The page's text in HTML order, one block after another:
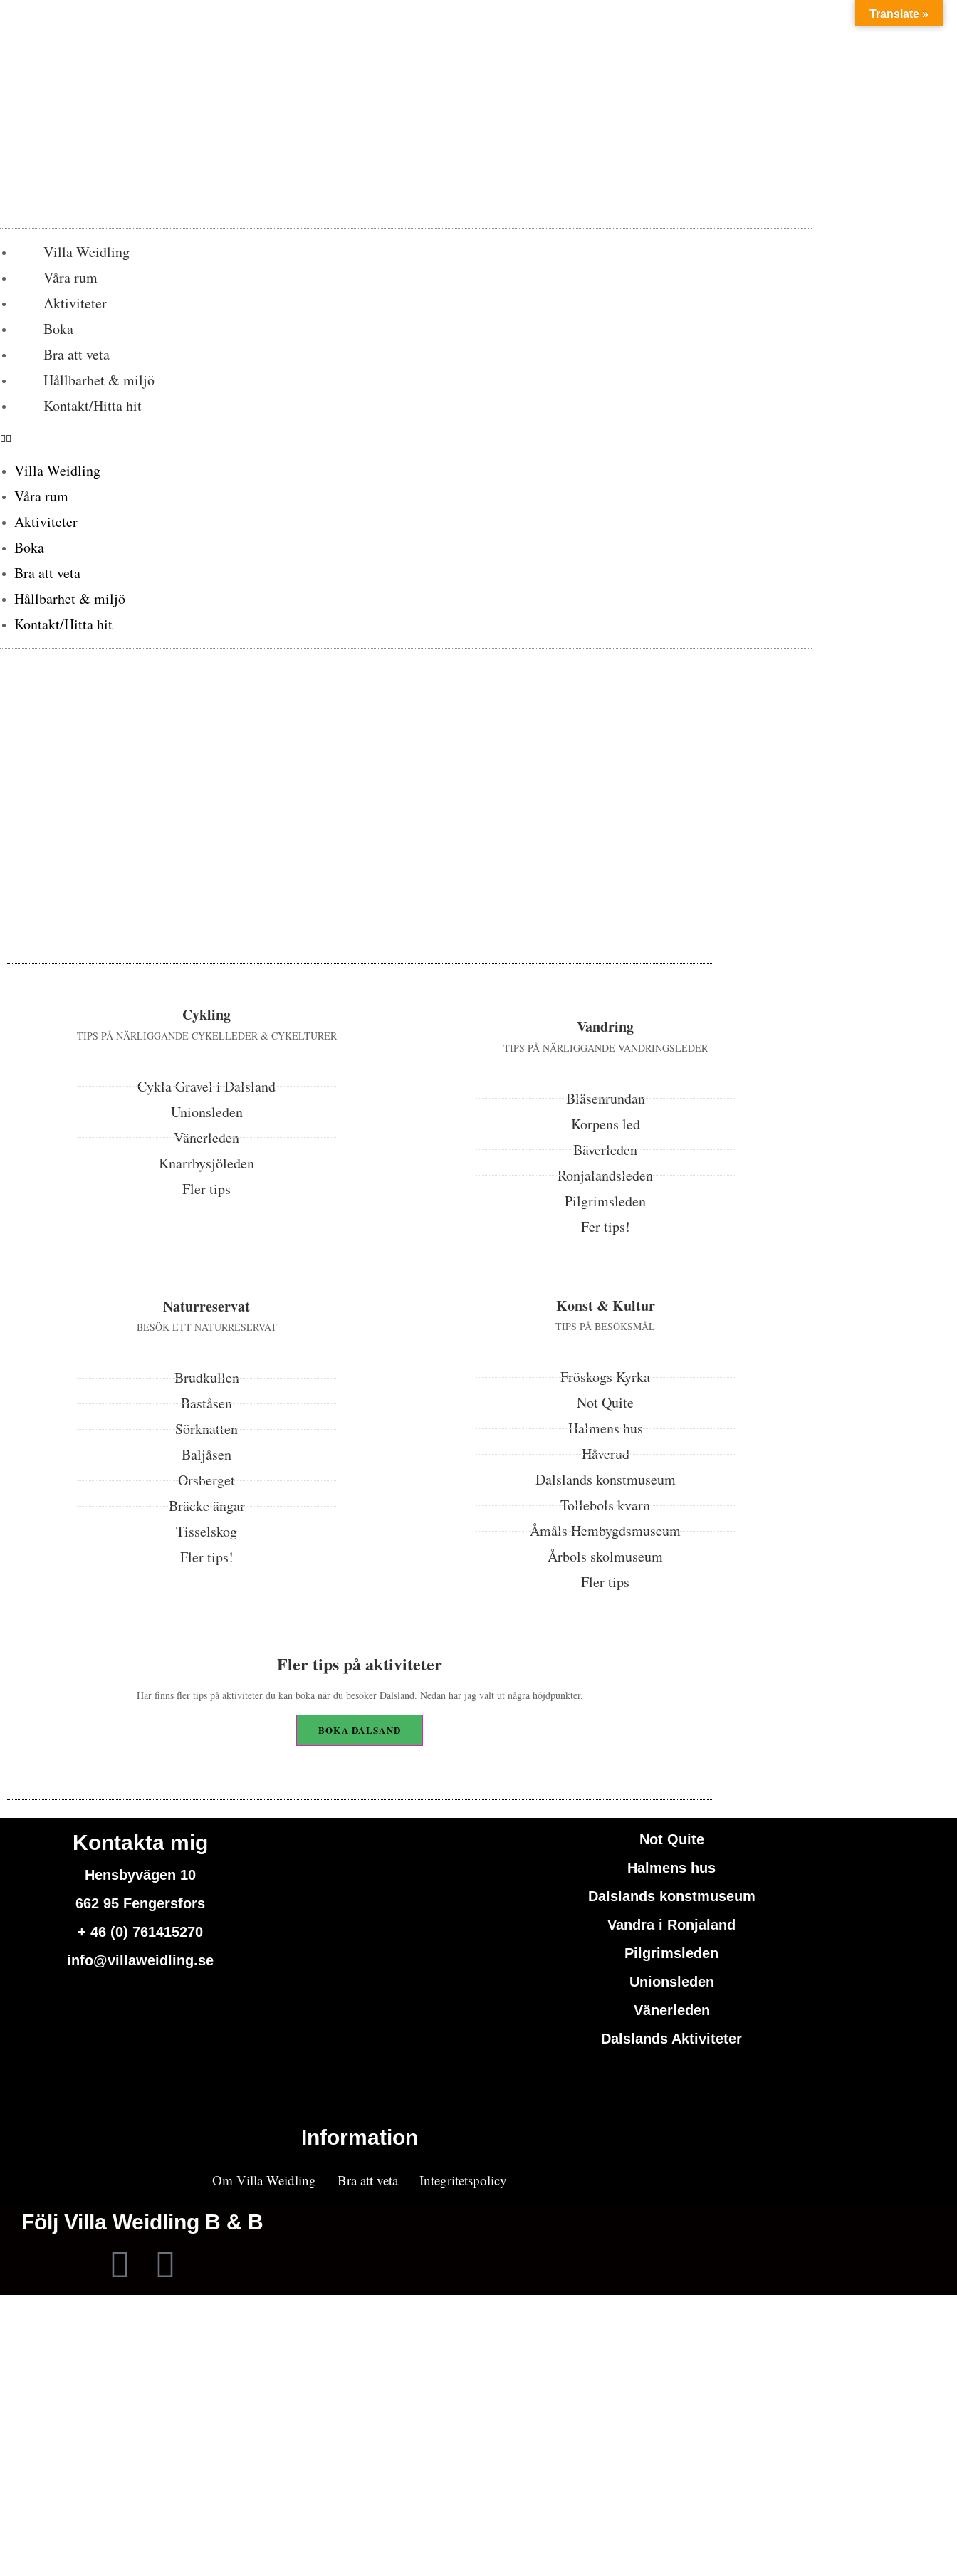
Villa Weidling
Våra rum
Aktiviteter
Boka
Bra att veta
Hållbarhet & miljö
Kontakt/Hitta hit
Villa Weidling
Våra rum
Aktiviteter
Boka
Bra att veta
Hållbarhet & miljö
Kontakt/Hitta hit
Cykling
TIPS PÅ NÄRLIGGANDE CYKELLEDER & CYKELTURER
Cykla Gravel i Dalsland
Unionsleden
Vänerleden
Knarrbysjöleden
Fler tips
Vandring
TIPS PÅ NÄRLIGGANDE VANDRINGSLEDER
Bläsenrundan
Korpens led
Bäverleden
Ronjalandsleden
Pilgrimsleden
Fer tips!
Naturreservat
BESÖK ETT NATURRESERVAT
Brudkullen
Baståsen
Sörknatten
Baljåsen
Orsberget
Bräcke ängar
Tisselskog
Fler tips!
Konst & Kultur
TIPS PÅ BESÖKSMÅL
Fröskogs Kyrka
Not Quite
Halmens hus
Håverud
Dalslands konstmuseum
Tollebols kvarn
Åmåls Hembygdsmuseum
Årbols skolmuseum
Fler tips
Fler tips på aktiviteter
Här finns fler tips på aktiviteter du kan boka när du besöker Dalsland. Nedan har jag valt ut några höjdpunkter.
BOKA DALSAND
Kontakta mig
Hensbyvägen 10
662 95 Fengersfors
+ 46 (0) 761415270
info@villaweidling.se
Not Quite
Halmens hus
Dalslands konstmuseum
Vandra i Ronjaland
Pilgrimsleden
Unionsleden
Vänerleden
Dalslands Aktiviteter
Information
Om Villa Weidling Bra att veta Integritetspolicy
Följ Villa Weidling B & B
Translate »